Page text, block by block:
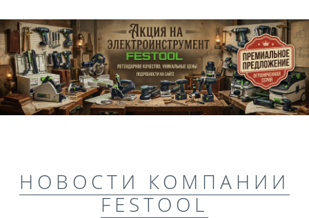
НОВОСТИ КОМПАНИИ
FESTOOL